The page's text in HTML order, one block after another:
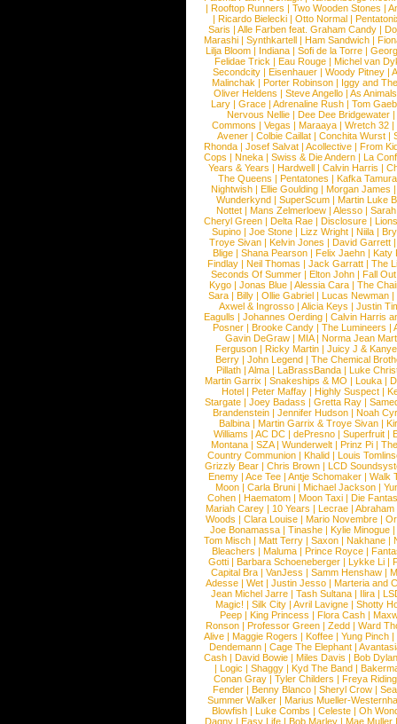
|Rooftop Runners |Two Wooden Stones |
| Ricardo Bielecki | Otto Normal |
Saris | Alle Farben feat. Graham Candy |
Marashi | Synthkartell | Ham Sandwich |
Lilja Bloom | Indiana | Sofi de la Torre |
Felidae Trick | Eau Rouge | Michel van
Secondcity |Eisenhauer |Woody Pitney |
Malinchak |Porter Robinson | Iggy and
Oliver Heldens |Steve Angello |As Animals
Lary | Grace | Adrenaline Rush | Tom
Nervous Nellie | Dee Dee Bridgewater |
Commons |Vegas |Maraaya |Wretch 32 |
Avener | Colbie Caillat | Conchita Wurst |
Rhonda | Josef Salvat | Acollective | From
Cops | Nneka | Swiss & Die Andern | La
Years & Years |Hardwell |Calvin Harris |
The Queens | Pentatones | Kafka Tamura
Nightwish |Ellie Goulding |Morgan James
Wunderkynd | SuperScum | Martin Luke
Nottet |Mans Zelmerloew |Alesso |
Cheryl Green |Delta Rae |Disclosure |
Supino |Joe Stone |Lizz Wright |Niila |
Troye Sivan | Kelvin Jones | David Garrett
Blige | Shana Pearson | Felix Jaehn | Katy
Findlay |Neil Thomas |Jack Garratt |The
Seconds Of Summer |Elton John |Fall
Kygo |Jonas Blue |Alessia Cara |The
Sara |Billy |Ollie Gabriel |Lucas Newman |
Axwel & Ingrosso | Alicia Keys | Justin
Eagulls |Johannes Oerding |Calvin Harris
Posner |Brooke Candy |The Lumineers |
Gavin DeGraw | MIA| Norma Jean
Ferguson | Ricky Martin | Juicy J &
Berry | John Legend | The Chemical
Pillath |Alma |LaBrassBanda |Luke
Martin Garrix | Snakeships & MO | Louka |
Hotel | Peter Maffay | Highly Suspect |
Stargate |Joey Badass |Gretta Ray |
Brandenstein |Jennifer Hudson |Noah
Balbina | Martin Garrix & Troye Sivan |
Williams |AC DC |dePresno |Superfruit |
Montana |SZA|Wunderwelt |Prinz Pi |
Country Communion | Khalid | Louis
Grizzly Bear | Chris Brown | LCD
Enemy | Ace Tee | Antje Schomaker | Walk
Moon |Carla Bruni |Michael Jackson |
Cohen |Haematom |Moon Taxi |Die
Mariah Carey | 10 Years | Lecrae | Abraham
Woods |Clara Louise |Mario Novembre |
Joe Bonamassa | Tinashe | Kylie Minogue |
Tom Misch |Matt Terry |Saxon |Nakhane |
Bleachers | Maluma | Prince Royce |
Gotti |Barbara Schoeneberger |Lykke Li |
Capital Bra |VanJess |Samm Henshaw |
Adesse |Wet |Justin Jesso |Marteria and
Jean Michel Jarre |Tash Sultana | Ilira |
Magic! | Silk City | Avril Lavigne | Shotty
Peep |King Princess |Flora Cash |
Ronson |Professor Green |Zedd |Ward
Alive |Maggie Rogers |Koffee |Yung Pinch |
Dendemann |Cage The Elephant |
Cash | David Bowie | Miles Davis | Bob Dylan
|Logic |Shaggy |Kyd The Band |
Conan Gray |Tyler Childers |Freya
Fender |Benny Blanco |Sheryl Crow |
Summer Walker |Marius Mueller-
Blowfish | Luke Combs | Celeste | Oh
Dagny |Easy Life |Bob Marley |Mae Muller